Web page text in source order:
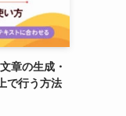
章の生成・
で行う方法